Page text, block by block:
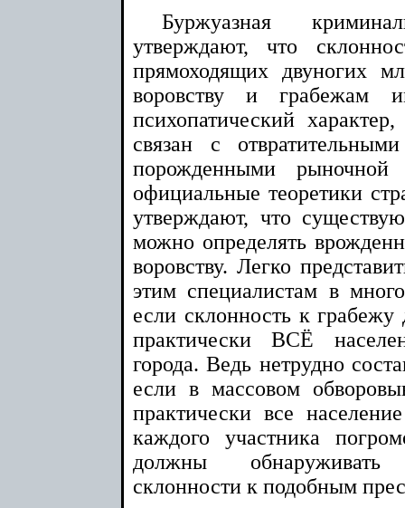
Буржуазная
утверждают, что
прямоходящих двуногих
воровству и грабежам
психопатический
связан с
порожденными рыночной
официальные теоретики
утверждают, что
можно определять
воровству. Легко
этим специалистам в
если склонность к грабежу
практически ВСЁ
города. Ведь нетрудно
если в массовом
практически все
каждого участника
должны
склонности к подобным